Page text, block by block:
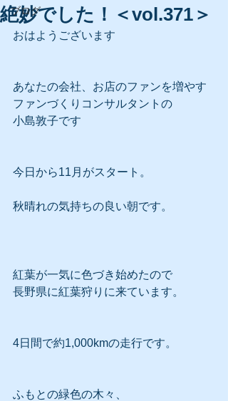
ブログ
絶妙でした！＜vol.371＞
おはようございます
あなたの会社、お店のファンを増やす
ファンづくりコンサルタントの
小島敦子です
今日から11月がスタート。
秋晴れの気持ちの良い朝です。
紅葉が一気に色づき始めたので
長野県に紅葉狩りに来ています。
4日間で約1,000kmの走行です。
ふもとの緑色の木々、